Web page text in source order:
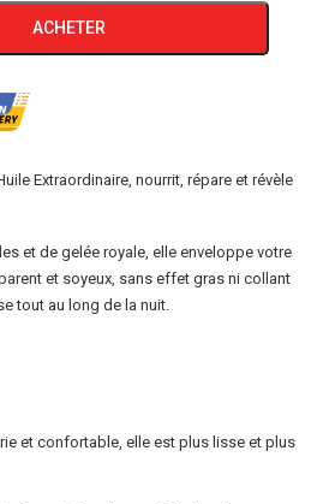
1600 DA.
ACHETER
Extraordinaire, nourrit, répare et révèle
et de gelée royale, elle enveloppe votre
et soyeux, sans effet gras ni collant
tout au long de la nuit.
et confortable, elle est plus lisse et plus